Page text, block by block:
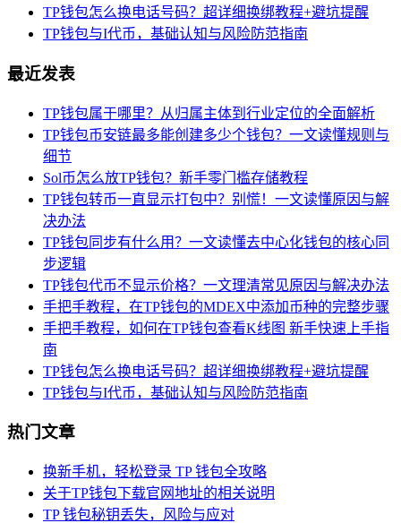
TP钱包怎么换电话号码？超详细换绑教程+避坑提醒
TP钱包与I代币，基础认知与风险防范指南
最近发表
TP钱包属于哪里？从归属主体到行业定位的全面解析
TP钱包币安链最多能创建多少个钱包？一文读懂规则与
细节
Sol币怎么放TP钱包？新手零门槛存储教程
TP钱包转币一直显示打包中？别慌！一文读懂原因与解
决办法
TP钱包同步有什么用？一文读懂去中心化钱包的核心同
步逻辑
TP钱包代币不显示价格？一文理清常见原因与解决办法
手把手教程，在TP钱包的MDEX中添加币种的完整步骤
手把手教程，如何在TP钱包查看K线图 新手快速上手指
南
TP钱包怎么换电话号码？超详细换绑教程+避坑提醒
TP钱包与I代币，基础认知与风险防范指南
热门文章
换新手机，轻松登录 TP 钱包全攻略
关于TP钱包下载官网地址的相关说明
TP 钱包秘钥丢失，风险与应对